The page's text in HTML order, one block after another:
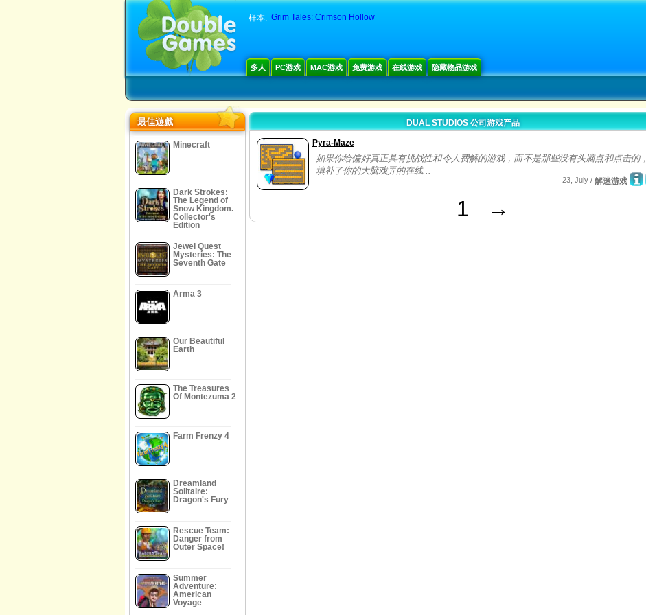
样本: Grim Tales: Crimson Hollow
多人 PC游戏 MAC游戏 免费游戏 在线游戏 隐藏物品游戏
最佳遊戲
Minecraft
Dark Strokes:
The Legend of
Snow Kingdom.
Collector's
Edition
Jewel Quest
Mysteries: The
Seventh Gate
Arma 3
Our Beautiful
Earth
The Treasures
Of Montezuma 2
Farm Frenzy 4
Dreamland
Solitaire:
Dragon's Fury
Rescue Team:
Danger from
Outer Space!
Summer
Adventure:
American
Voyage
DUAL STUDIOS 公司游戏产品
Pyra-Maze
如果你给偏好真正具有挑战性和令人费解的游戏，而不是那些没有头脑点和点击的，
填补了你的大脑戏弄的在线...
23, July / 解迷游戏
1 →